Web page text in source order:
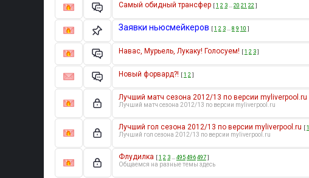
Самый обидный трансфер [1 2 3… 20 21 22 ]
Заявки ньюсмейкеров [1 2 3… 8 9 10 ]
Навас, Мурьель, Лукаку! Голосуем! [1 2 3]
Новый форвард?! [1 2 ]
Лучший матч сезона 2012/13 по версии myliverpool.ru
Лучший матч сезона 2012/13 по версии myliverpool.ru
Лучший гол сезона 2012/13 по версии myliverpool.ru [1
Лучший гол сезона 2012/13 по версии myliverpool.ru
Флудилка [1 2 3… 495496497]
Общаемся на разные темы здесь